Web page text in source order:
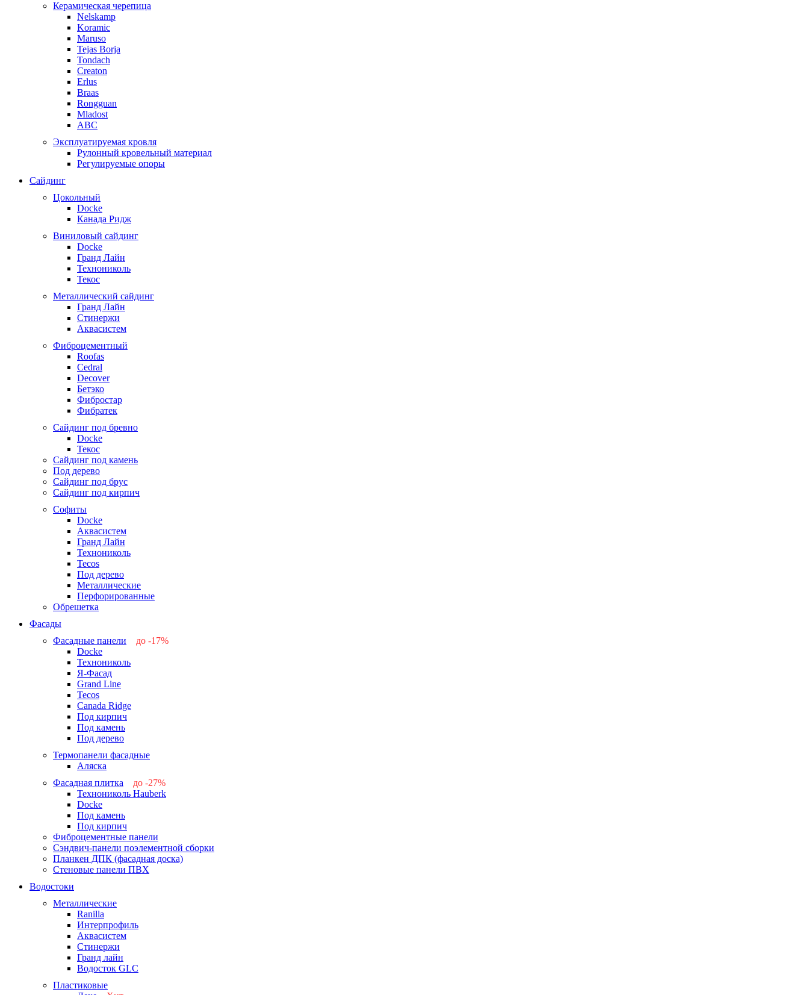
Керамическая черепица
Nelskamp
Koramic
Maruso
Tejas Borja
Tondach
Creaton
Erlus
Braas
Rongguan
Mladost
ABC
Эксплуатируемая кровля
Рулонный кровельный материал
Регулируемые опоры
Сайдинг
Цокольный
Docke
Канада Ридж
Виниловый сайдинг
Docke
Гранд Лайн
Технониколь
Текос
Металлический сайдинг
Гранд Лайн
Стинержи
Аквасистем
Фиброцементный
Roofas
Cedral
Decover
Бетэко
Фибростар
Фибратек
Сайдинг под бревно
Docke
Текос
Сайдинг под камень
Под дерево
Сайдинг под брус
Сайдинг под кирпич
Софиты
Docke
Аквасистем
Гранд Лайн
Технониколь
Tecos
Под дерево
Металлические
Перфорированные
Обрешетка
Фасады
Фасадные панели
до -17%
Docke
Технониколь
Я-Фасад
Grand Line
Tecos
Canada Ridge
Под кирпич
Под камень
Под дерево
Термопанели фасадные
Аляска
Фасадная плитка
до -27%
Технониколь Hauberk
Docke
Под камень
Под кирпич
Фиброцементные панели
Сэндвич-панели поэлементной сборки
Планкен ДПК (фасадная доска)
Стеновые панели ПВХ
Водостоки
Металлические
Ranilla
Интерпрофиль
Аквасистем
Стинержи
Гранд лайн
Водосток GLC
Пластиковые